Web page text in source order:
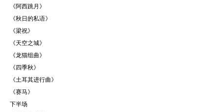
《阿西跳月》
《秋日的私语》
《梁祝》
《天空之城》
《龙猫组曲》
《四季秋》
《土耳其进行曲》
《赛马》
下半场